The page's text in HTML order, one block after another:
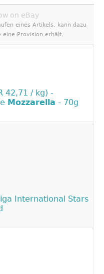
on eBay
eines Artikels, kann dazu
eine Provision erhält.
42,71 / kg) -
Mozzarella - 70g
International Stars